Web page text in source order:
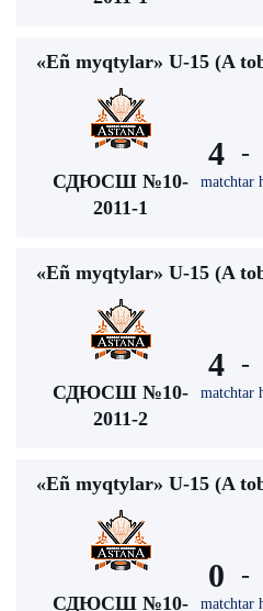
«Eñ myqtylar» U-15 (A
СДЮСШ №10-
2011-1
4 -
matchtar
«Eñ myqtylar» U-15 (A
СДЮСШ №10-
2011-2
4 -
matchtar
«Eñ myqtylar» U-15 (A
СДЮСШ №10-
0 -
matchtar